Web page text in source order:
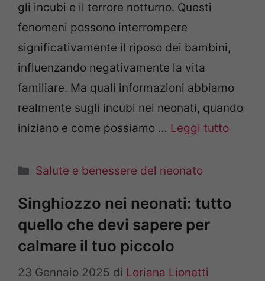
gli incubi e il terrore notturno. Questi
fenomeni possono interrompere
significativamente il riposo dei bambini,
influenzando negativamente la vita
familiare. Ma quali informazioni abbiamo
realmente sugli incubi nei neonati, quando
iniziano e come possiamo … Leggi tutto
Categorie
Salute e benessere del neonato
Singhiozzo nei neonati: tutto
quello che devi sapere per
calmare il tuo piccolo
23 Gennaio 2025 di Loriana Lionetti